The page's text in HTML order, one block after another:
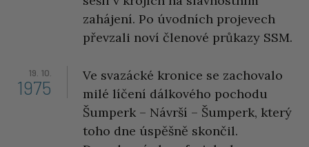
zahájení. Po úvodních projevech
převzali noví členové průkazy SSM.
19. 10.
1975
Ve svazácké kronice se zachovalo
milé líčení dálkového pochodu
Šumperk – Návrší – Šumperk, který
toho dne úspěšně skončil.